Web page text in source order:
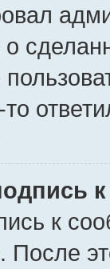
о
к
После